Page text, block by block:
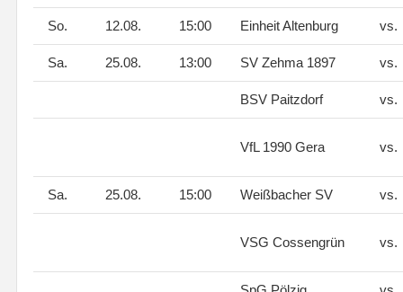
So. 12.08. 15:00 Einheit Altenburg vs.
Sa. 25.08. 13:00 SV Zehma 1897 vs.
BSV Paitzdorf vs.
VfL 1990 Gera vs.
Sa. 25.08. 15:00 Weißbacher SV vs.
VSG Cossengrün vs.